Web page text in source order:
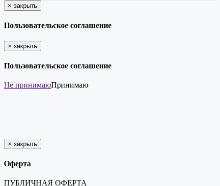
× закрыть
Пользовательское соглашение
× закрыть
Пользовательское соглашение
Не принимаюПринимаю
× закрыть
Оферта
ПУБЛИЧНАЯ ОФЕРТА